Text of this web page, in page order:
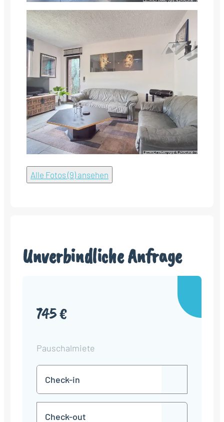
Alle Fotos (9) ansehen
Unverbindliche Anfrage
745 €
Pauschalmiete
in
TT
Punkt
MM
JJJJ
TT